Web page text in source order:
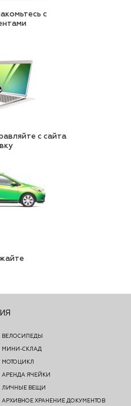
с
с сайта
ВЕЛОСИПЕДЫ
МИНИ-СКЛАД
МОТОЦИКЛ
АРЕНДА ЯЧЕЙКИ
ЛИЧНЫЕ ВЕЩИ
АРХИВНОЕ ХРАНЕНИЕ ДОКУМЕНТОВ